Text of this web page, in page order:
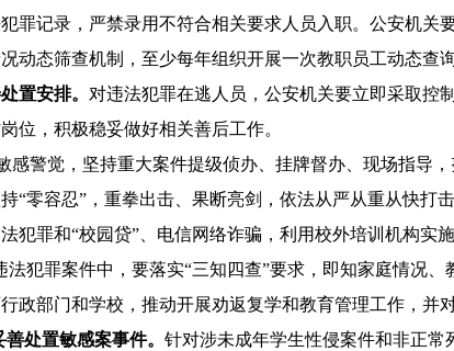
罪记录，严禁录用不符合相关要求人员入职。公安机关
动态筛查机制，至少每年组织开展一次教职员工动态查
置安排。 对违法犯罪在逃人员，公安机关要立即采取控
位，积极稳妥做好相关善后工作。
警觉，坚持重大案件提级侦办、挂牌督办、现场指导
“零容忍”，重拳出击、果断亮剑，依法从严从重从快打击
罪和“校园贷”、电信网络诈骗，利用校外培训机构实
犯罪案件中，要落实“三知四查”要求，即知家庭情况、
政部门和学校，推动开展劝返复学和教育管理工作，并
善处置敏感案事件。 针对涉未成年学生性侵案件和非正常